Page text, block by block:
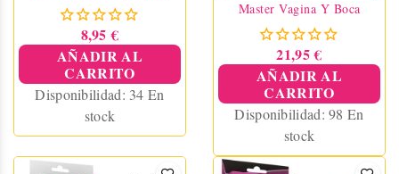
8,95 €
AÑADIR AL
CARRITO
Disponibilidad: 34 En
stock
Master Vagina Y Boca
21,95 €
AÑADIR AL
CARRITO
Disponibilidad:98 En
stock